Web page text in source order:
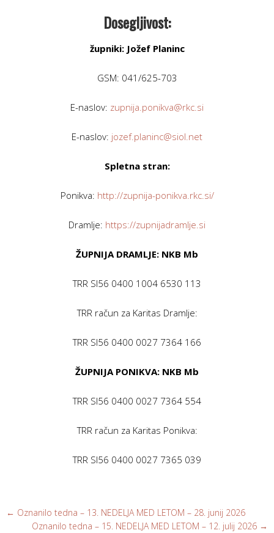
Dosegljivost:
župniki: Jožef Planinc
GSM: 041/625-703
E-naslov: zupnija.ponikva@rkc.si
E-naslov: jozef.planinc@siol.net
Spletna stran:
Ponikva: http://zupnija-ponikva.rkc.si/
Dramlje: https://zupnijadramlje.si
ŽUPNIJA DRAMLJE: NKB Mb
TRR SI56 0400 1004 6530 113
TRR račun za Karitas Dramlje:
TRR SI56 0400 0027 7364 166
ŽUPNIJA PONIKVA: NKB Mb
TRR SI56 0400 0027 7364 554
TRR račun za Karitas Ponikva:
TRR SI56 0400 0027 7365 039
← Oznanilo tedna – 13. NEDELJA MED LETOM – 28. junij 2026
Oznanilo tedna – 15. NEDELJA MED LETOM – 12. julij 2026 →